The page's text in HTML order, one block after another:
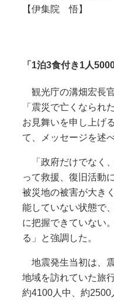
【伊集院 悟】
「1泊3食付き1人
観光庁の溝畑宏長
「震災で亡くなられ
お見舞いを申し上げ
て、メッセージを述べ
「政府だけでなく
って救援、復旧活動
被災地の被害が大き
能していない状態で
に把握できていない
る」と強調した。
地震発生当初は、
地域を訪れていた旅
約4100人中、約2500